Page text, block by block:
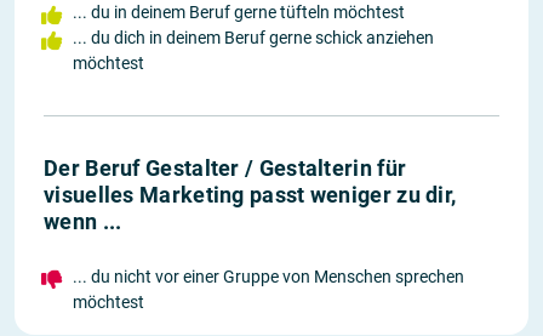
... du in deinem Beruf gerne tüfteln möchtest
... du dich in deinem Beruf gerne schick anziehen
möchtest
Der Beruf Gestalter / Gestalterin für
visuelles Marketing passt weniger zu dir,
wenn ...
... du nicht vor einer Gruppe von Menschen sprechen
möchtest